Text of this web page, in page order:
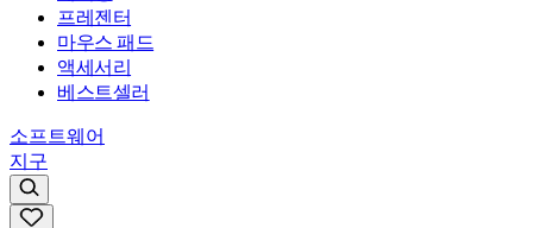
프레젠터
마우스 패드
액세서리
베스트셀러
소프트웨어
지구